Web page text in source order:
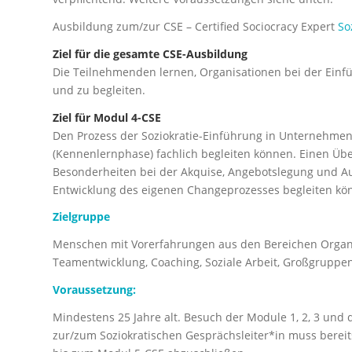
Ausbildung zum/zur CSE – Certified Sociocracy Expert
Ziel für die gesamte CSE-Ausbildung
Die Teilnehmenden lernen, Organisationen bei der
und zu begleiten.
Ziel für Modul 4-CSE
Den Prozess der Soziokratie-Einführung in
(Kennenlernphase) fachlich begleiten können. Einen
Besonderheiten bei der Akquise, Angebotslegung und
Entwicklung des eigenen Changeprozesses begleiten
Zielgruppe
Menschen mit Vorerfahrungen aus den Bereichen
Teamentwicklung, Coaching, Soziale Arbeit,
Voraussetzung:
Mindestens 25 Jahre alt. Besuch der Module 1, 2, 3
zur/zum Soziokratischen Gesprächsleiter*in muss